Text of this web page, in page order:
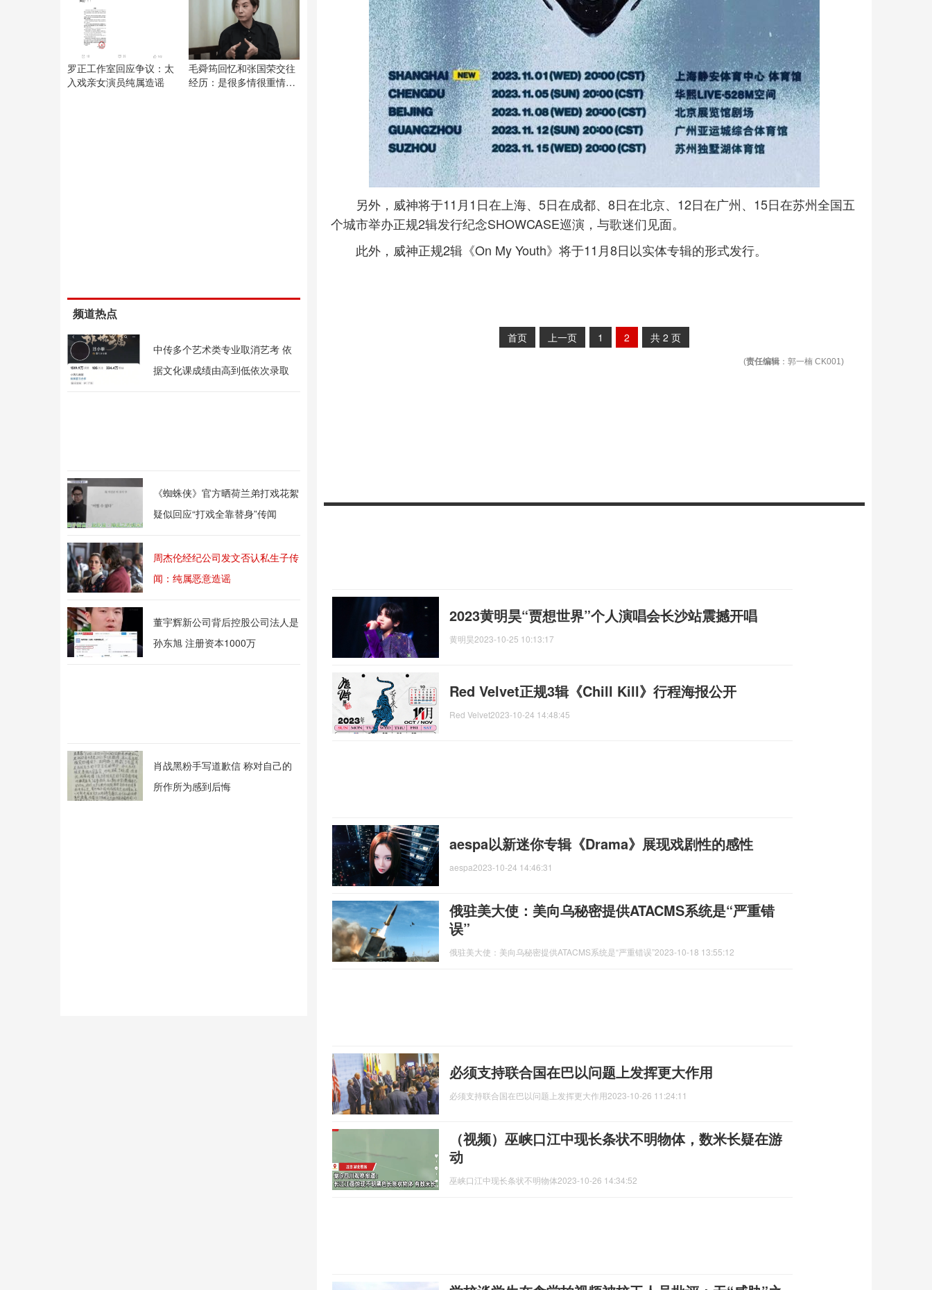
罗正工作室回应争议：太
入戏亲女演员纯属造谣
毛舜筠回忆和张国荣交往
经历：是很多情很重情的
频道热点
中传多个艺术类专业取消艺考 依
据文化课成绩由高到低依次录取
《蜘蛛侠》官方晒荷兰弟打戏花絮
疑似回应“打戏全靠替身”传闻
周杰伦经纪公司发文否认私生子传
闻：纯属恶意造谣
董宇辉新公司背后控股公司法人是
孙东旭 注册资本1000万
肖战黑粉手写道歉信 称对自己的
所作所为感到后悔
另外，威神将于11月1日在上海、5日在成都、8日在北京、12日在广州、15日在苏州全国五
个城市举办正规2辑发行纪念SHOWCASE巡演，与歌迷们见面。
此外，威神正规2辑《On My Youth》将于11月8日以实体专辑的形式发行。
首页 上一页 1 2 共 2 页
(责任编辑 ：郭一楠 CK001)
2023黄明昊“贾想世界”个人演唱会长沙站震撼开唱
黄明昊2023-10-25 10:13:17
Red Velvet正规3辑《Chill Kill》行程海报公开
Red Velvet2023-10-24 14:48:45
aespa以新迷你专辑《Drama》展现戏剧性的感性
aespa2023-10-24 14:46:31
俄驻美大使：美向乌秘密提供ATACMS系统是“严重错
误”
俄驻美大使：美向乌秘密提供ATACMS系统是“严重错误”2023-10-18 13:55:12
必须支持联合国在巴以问题上发挥更大作用
必须支持联合国在巴以问题上发挥更大作用2023-10-26 11:24:11
（视频）巫峡口江中现长条状不明物体，数米长疑在游
动
巫峡口江中现长条状不明物体2023-10-26 14:34:52